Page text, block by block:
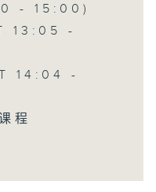
- 15:00)
13:05 -
14:04 -
程